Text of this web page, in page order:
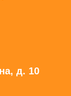
д. 10